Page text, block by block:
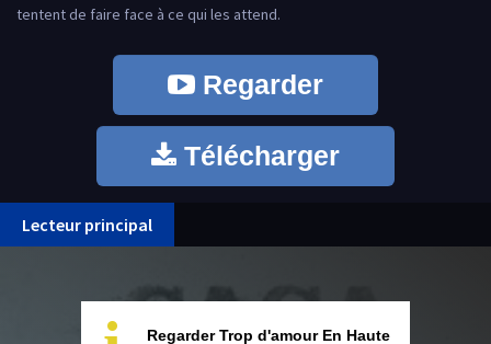
tentent de faire face à ce qui les attend.
Regarder
Télécharger
Lecteur principal
Regarder Trop d'amour En Haute